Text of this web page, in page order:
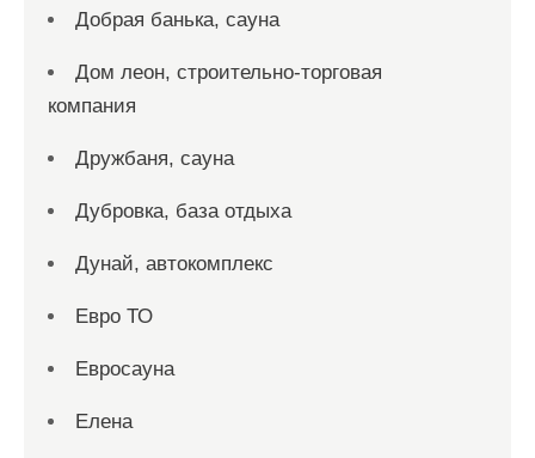
Добрая банька, сауна
Дом леон, строительно-торговая
компания
Дружбаня, сауна
Дубровка, база отдыха
Дунай, автокомплекс
Евро ТО
Евросауна
Елена